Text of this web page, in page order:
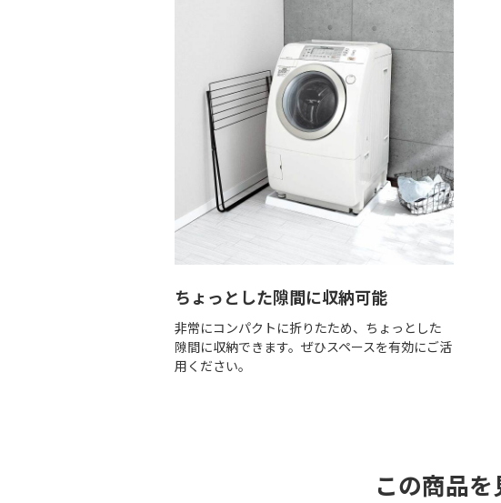
ちょっとした隙間に収納可能
非常にコンパクトに折りたため、ちょっとした
隙間に収納できます。ぜひスペースを有効にご活
用ください。
この商品